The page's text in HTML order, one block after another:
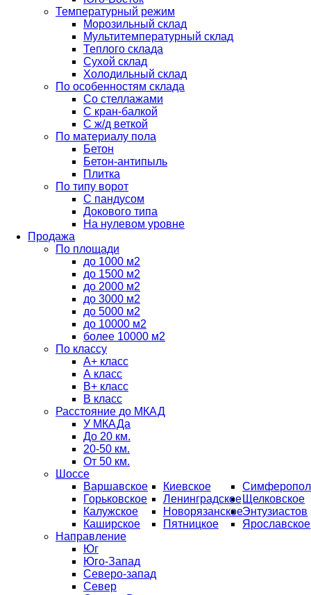
Температурный режим
Морозильный склад
Мультитемпературный склад
Теплого склада
Сухой склад
Холодильный склад
По особенностям склада
Со стеллажами
С кран-балкой
С ж/д веткой
По материалу пола
Бетон
Бетон-антипыль
Плитка
По типу ворот
С пандусом
Докового типа
На нулевом уровне
Продажа
По площади
до 1000 м2
до 1500 м2
до 2000 м2
до 3000 м2
до 5000 м2
до 10000 м2
более 10000 м2
По классу
A+ класс
А класс
В+ класс
B класс
Расстояние до МКАД
У МКАДа
До 20 км.
20-50 км.
От 50 км.
Шоссе
Варшавское
Горьковское
Калужское
Каширское
Киевское
Ленинградское
Новорязанское
Пятницкое
Щелковское
Энтузиастов
Ярославское
Направление
Юг
Юго-Запад
Северо-запад
Север